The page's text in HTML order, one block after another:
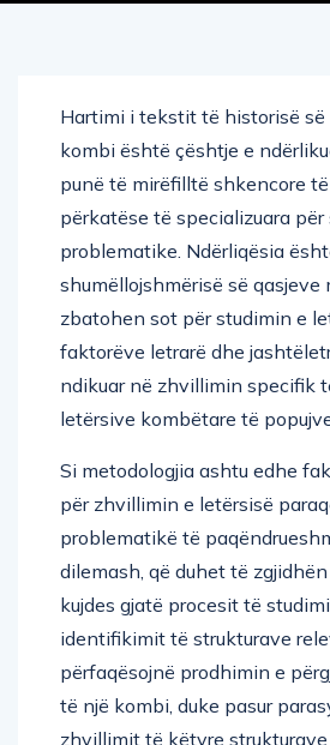
Hartimi i tekstit të historisë së
kombi është çështje e
punë të mirëfilltë shkencore
përkatëse të specializuara
problematike. Ndërliqësia
shumëllojshmërisë së qasjeve
zbatohen sot për studimin e
faktorëve letrarë dhe
ndikuar në zhvillimin specifik
letërsive kombëtare të
Si metodologjia ashtu edhe
për zhvillimin e letërsisë
problematikë të
dilemash, që duhet të
kujdes gjatë procesit të
identifikimit të strukturave
përfaqësojnë prodhimin e
të një kombi, duke pasur
zhvillimit të këtyre